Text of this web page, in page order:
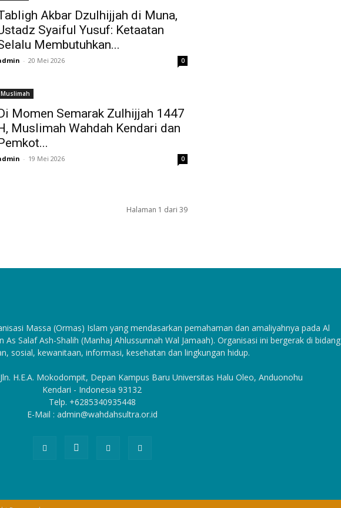
Akbar Dzulhijjah di Muna,
Syaiful Yusuf: Ketaatan
Membutuhkan...
- 20 Mei 2026 0
Muslimah
Momen Semarak Zulhijjah 1447
Muslimah Wahdah Kendari dan
- 19 Mei 2026 0
Halaman 1 dari 39
Massa (Ormas) Islam yang mendasarkan pemahaman dan amaliyahnya pada Al
As Salaf Ash-Shalih (Manhaj Ahlussunnah Wal Jamaah). Organisasi ini bergerak di bidang
sosial, kewanitaan, informasi, kesehatan dan lingkungan hidup.
H.E.A. Mokodompit, Depan Kampus Baru Universitas Halu Oleo, Anduonohu
Kendari - Indonesia 93132
Telp. +6285340935448
E-Mail : admin@wahdahsultra.or.id